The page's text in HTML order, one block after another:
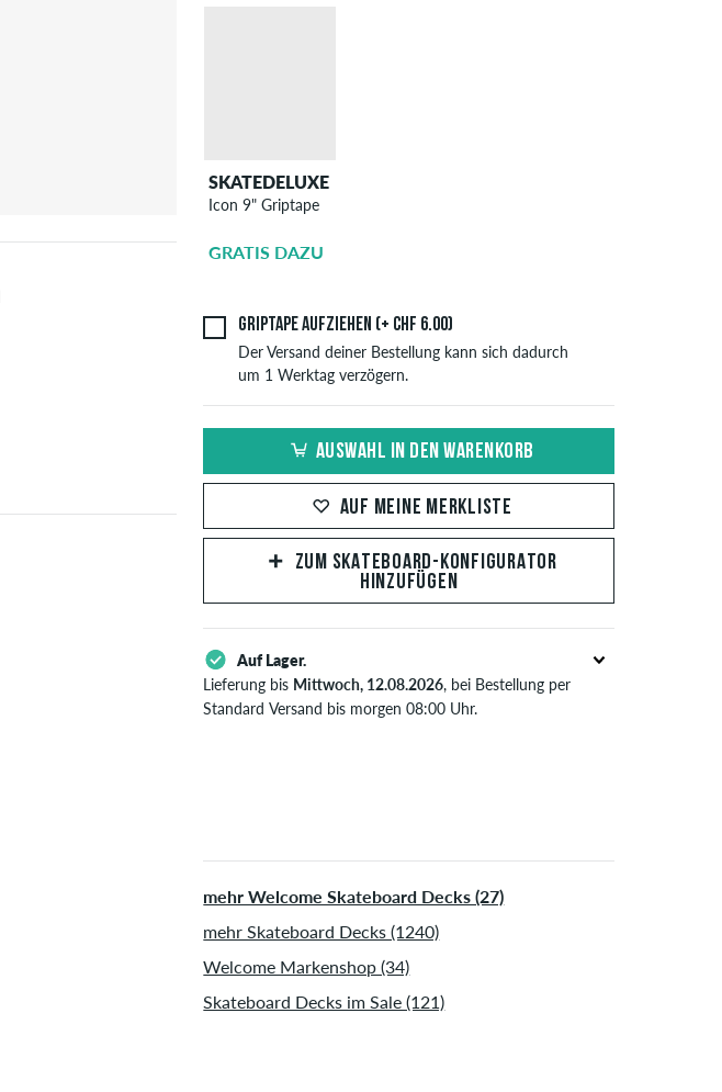
SKATEDELUXE
Icon 9" Griptape
GRATIS DAZU
Griptape aufziehen (+ CHF 6.00)
Der Versand deiner Bestellung kann sich dadurch
um 1 Werktag verzögern.
AUSWAHL IN DEN WARENKORB
AUF MEINE MERKLISTE
ZUM SKATEBOARD-KONFIGURATOR
HINZUFÜGEN
Auf Lager.
Lieferung bis Mittwoch, 12.08.2026, bei Bestellung per
Standard Versand bis morgen 08:00 Uhr.
mehr Welcome Skateboard Decks (27)
mehr Skateboard Decks (1240)
Welcome Markenshop (34)
Skateboard Decks im Sale (121)